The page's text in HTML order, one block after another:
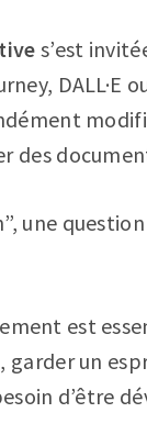
s’est
des
une
est
garder un
d’être